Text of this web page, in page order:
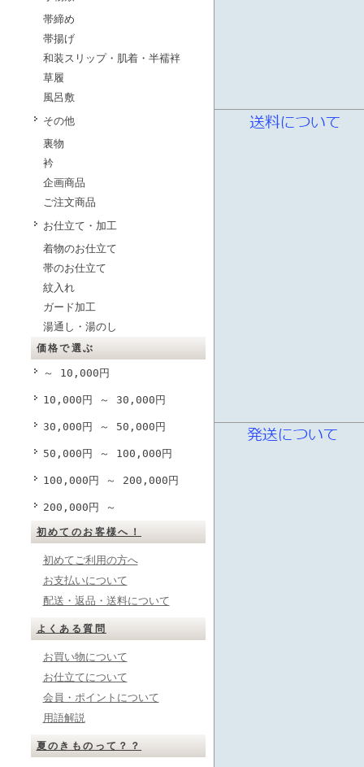
帯締め
帯揚げ
和装スリップ・肌着・半襦袢
草履
風呂敷
その他
裏物
衿
企画商品
ご注文商品
お仕立て・加工
着物のお仕立て
帯のお仕立て
紋入れ
ガード加工
湯通し・湯のし
価格で選ぶ
～ 10,000円
10,000円 ～ 30,000円
30,000円 ～ 50,000円
50,000円 ～ 100,000円
100,000円 ～ 200,000円
200,000円 ～
初めてのお客様へ！
初めてご利用の方へ
お支払いについて
配送・返品・送料について
よくある質問
お買い物について
お仕立てについて
会員・ポイントについて
用語解説
夏のきものって？？